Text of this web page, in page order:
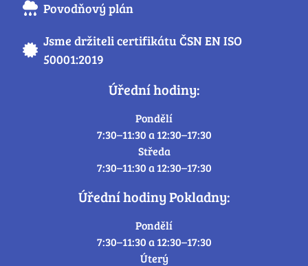
Povodňový plán
Jsme držiteli certifikátu ČSN EN ISO
50001:2019
Úřední hodiny:
Pondělí
7:30–11:30 a 12:30–17:30
Středa
7:30–11:30 a 12:30–17:30
Úřední hodiny Pokladny:
Pondělí
7:30–11:30 a 12:30–17:30
Úterý